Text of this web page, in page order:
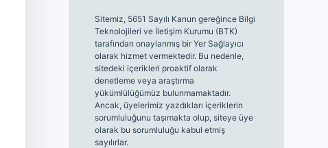
Sitemiz, 5651 Sayılı Kanun gereğince Bilgi
Teknolojileri ve İletişim Kurumu (BTK)
tarafından onaylanmış bir Yer Sağlayıcı
olarak hizmet vermektedir. Bu nedenle,
sitedeki içerikleri proaktif olarak
denetleme veya araştırma
yükümlülüğümüz bulunmamaktadır.
Ancak, üyelerimiz yazdıkları içeriklerin
sorumluluğunu taşımakta olup, siteye üye
olarak bu sorumluluğu kabul etmiş
sayılırlar.